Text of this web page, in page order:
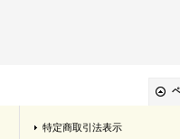
特定商取引法表示